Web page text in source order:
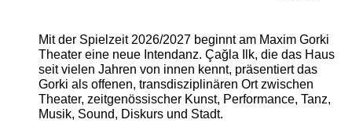
Mit der Spielzeit 2026/2027 beginnt am Maxim Gorki
Theater eine neue Intendanz. Çağla Ilk, die das Haus
seit vielen Jahren von innen kennt, präsentiert das
Gorki als offenen, transdisziplinären Ort zwischen
Theater, zeitgenössischer Kunst, Performance, Tanz,
Musik, Sound, Diskurs und Stadt.